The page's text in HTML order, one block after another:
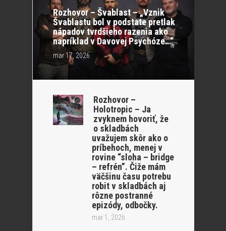
Rozhovor – Švablast – „Vznik
Švablastu bol v podstate pretlak
nápadov tvrdšieho razenia ako
napríklad v Davovej Psychóze…“
mar 17, 2026
Rozhovor –
Holotropic – Ja
zvyknem hovoriť, že
o skladbách
uvažujem skôr ako o
príbehoch, menej v
rovine “sloha – bridge
– refrén”. Čiže mám
väčšinu času potrebu
robit v skladbách aj
rôzne postranné
epizódy, odbočky.
mar 1, 2026